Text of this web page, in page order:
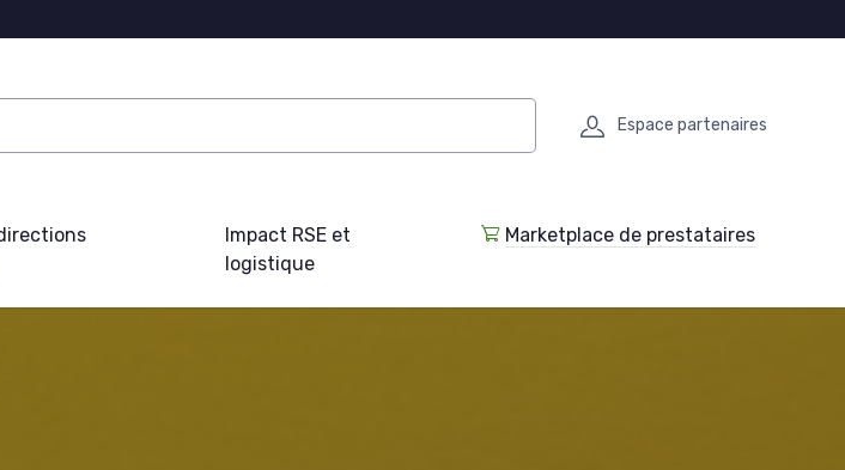
Espace partenaires
Impact RSE et
logistique
Marketplace de prestataires